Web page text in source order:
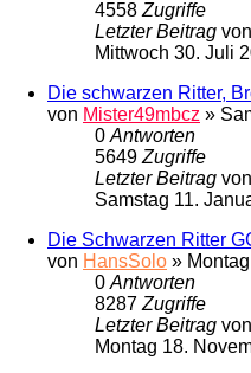
4558Zugriffe
Letzter Beitrag von
Mittwoch 30. Juli
Die schwarzen Ritter,
von Mister49mbcz »
0Antworten
5649Zugriffe
Letzter Beitrag von
Samstag 11.
Die Schwarzen Ritter
von HansSolo »
0Antworten
8287Zugriffe
Letzter Beitrag von
Montag 18.